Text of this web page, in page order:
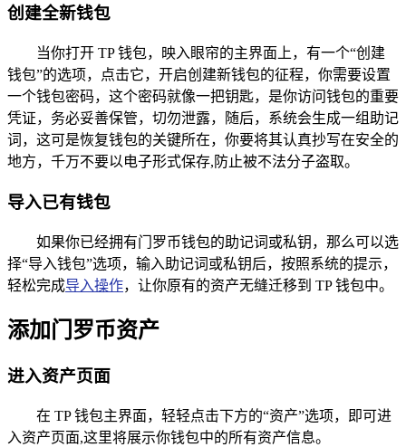
创建全新钱包
当你打开 TP 钱包，映入眼帘的主界面上，有一个“创建
钱包”的选项，点击它，开启创建新钱包的征程，你需要设置
一个钱包密码，这个密码就像一把钥匙，是你访问钱包的重要
凭证，务必妥善保管，切勿泄露，随后，系统会生成一组助记
词，这可是恢复钱包的关键所在，你要将其认真抄写在安全的
地方，千万不要以电子形式保存,防止被不法分子盗取。
导入已有钱包
如果你已经拥有门罗币钱包的助记词或私钥，那么可以选
择“导入钱包”选项，输入助记词或私钥后，按照系统的提示，
轻松完成导入操作，让你原有的资产无缝迁移到 TP 钱包中。
添加门罗币资产
进入资产页面
在 TP 钱包主界面，轻轻点击下方的“资产”选项，即可进
入资产页面,这里将展示你钱包中的所有资产信息。